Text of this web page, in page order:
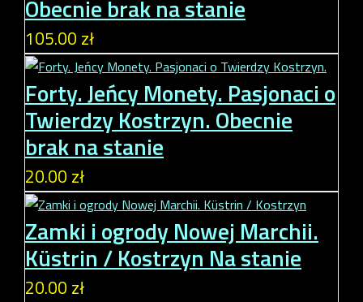
Obecnie brak na stanie
105.00 zł
Forty. Jeńcy Monety. Pasjonaci o
Twierdzy Kostrzyn. Obecnie
brak na stanie
20.00 zł
Zamki i ogrody Nowej Marchii.
Küstrin / Kostrzyn Na stanie
20.00 zł